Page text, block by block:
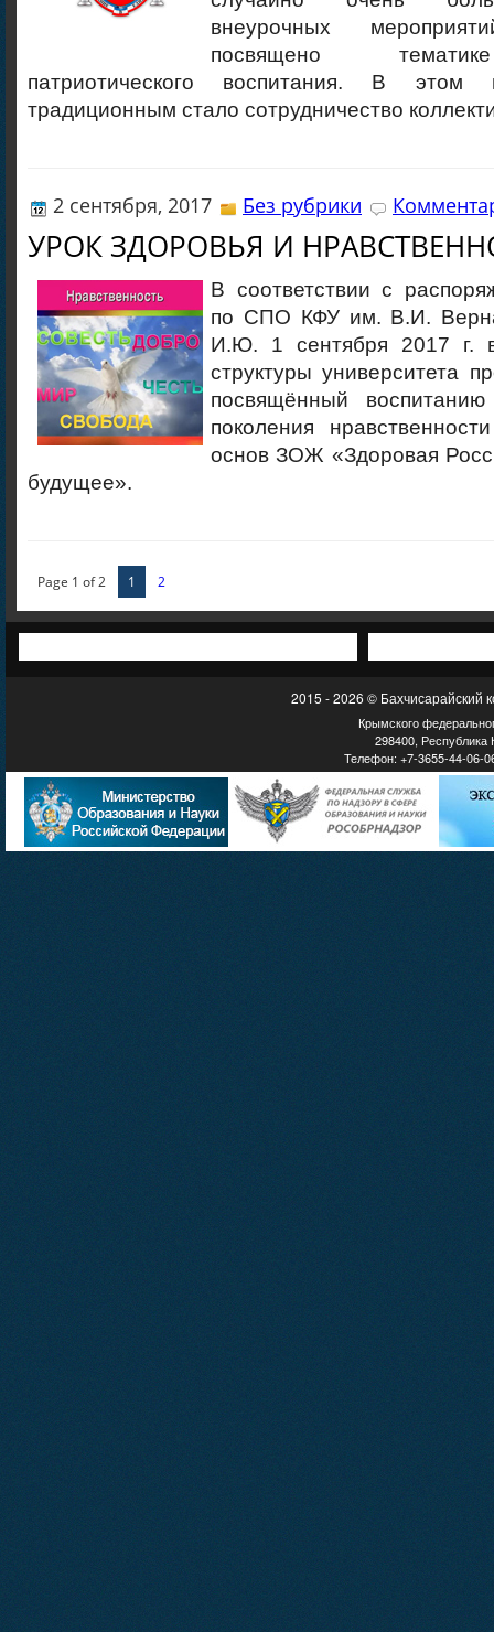
внеурочных
посвящено
патриотического воспитания. В этом
традиционным стало сотрудничество
2 сентября, 2017 Без рубрики
УРОК ЗДОРОВЬЯ И
В соответствии с
по СПО КФУ им. В.И.
И.Ю. 1 сентября 2017 г.
структуры университета
посвящённый
поколения
основ ЗОЖ «Здоровая
будущее».
Page 1 of 2 1 2
2015 - 2026 © Бахчисарайский
Крымского
298400, Республика
Телефон: +7-3655-44-06-